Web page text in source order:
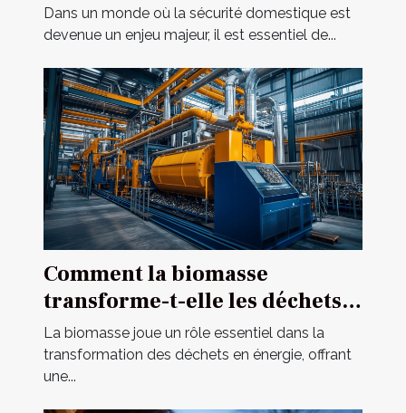
améliorer votre habitat ?
Dans un monde où la sécurité domestique est
devenue un enjeu majeur, il est essentiel de...
Comment la biomasse
transforme-t-elle les déchets
en énergie ?
La biomasse joue un rôle essentiel dans la
transformation des déchets en énergie, offrant
une...